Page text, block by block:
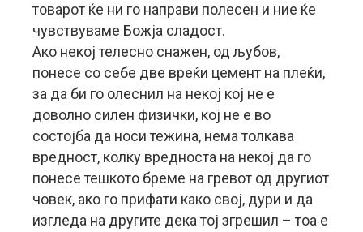
товарот ќе ни го направи полесен и ние ќе
чувствуваме Божја сладост.
Ако некој телесно снажен, од љубов,
понесе со себе две вреќи цемент на плеќи,
за да би го олеснил на некој кој нe е
доволно силен физички, кој не е во
состојба да носи тежина, нема толкава
вредност, колку вредноста на некој да го
понесе тешкото бреме на гревот од другиот
човек, ако го прифати како свој, дури и да
изгледа на другите дека тој згрешил – тоа е